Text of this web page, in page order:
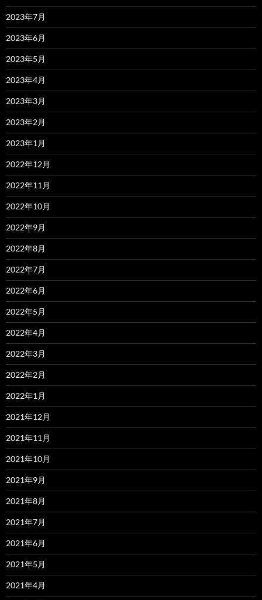
2023年7月
2023年6月
2023年5月
2023年4月
2023年3月
2023年2月
2023年1月
2022年12月
2022年11月
2022年10月
2022年9月
2022年8月
2022年7月
2022年6月
2022年5月
2022年4月
2022年3月
2022年2月
2022年1月
2021年12月
2021年11月
2021年10月
2021年9月
2021年8月
2021年7月
2021年6月
2021年5月
2021年4月